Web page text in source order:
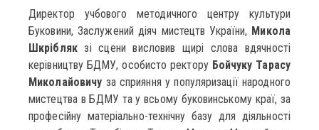
Директор учбового методичного центру культури
Буковини, Заслужений діяч мистецтв України, Микола
Шкріблякзі сцени висловив щирі слова вдячності
керівництву БДМУ, особисто ректору Бойчуку Тарасу
Миколайовичу за сприяння у популяризації народного
мистецтва в БДМУ та у всьому буковинському краї, за
професійну матеріально-технічну базу для діяльності